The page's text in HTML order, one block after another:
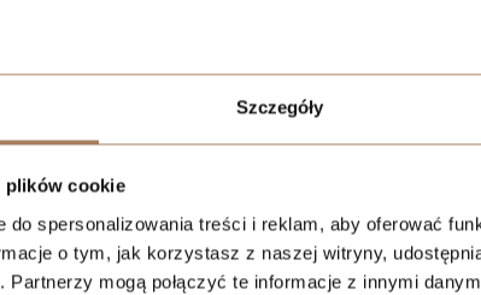
Szczegóły
plików cookie
spersonalizowania treści i reklam, aby oferować
o tym, jak korzystasz z naszej witryny,
mogą połączyć te informacje z innymi
możliwość zaprogramowania codziennych działań,
klimatyzacja czy sprzęt RTV mogą działać według
mieszkania, powrót do domu czy wschód
aplikacji mobilnej, nawet będąc poza domem. To idealne
wygodę. Przykładowo, można włączyć ogrzewanie w
po wyjściu. Taka kontrola zwiększa nie tylko komfort,